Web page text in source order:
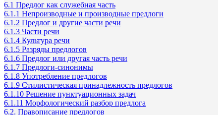
6.1 Предлог как служебная часть
6.1.1 Непроизводные и производные предлоги
6.1.2 Предлог и другие части речи
6.1.3 Части речи
6.1.4 Культура речи
6.1.5 Разряды предлогов
6.1.6 Предлог или другая часть речи
6.1.7 Предлоги-синонимы
6.1.8 Употребление предлогов
6.1.9 Стилистическая принадлежность предлогов
6.1.10 Решение пунктуационных задач
6.1.11 Морфологический разбор предлога
6.2. Правописание предлогов